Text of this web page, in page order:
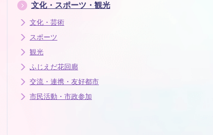
文化・スポーツ・観光
文化・芸術
スポーツ
観光
ふじえだ花回廊
交流・連携・友好都市
市民活動・市政参加